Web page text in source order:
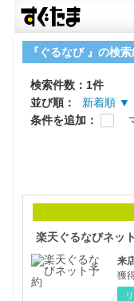
『ぐるなび 』の検
検索件数：1件
並び順：
新着順 ▼
条件を追加：
楽天ぐるなびネッ
来
獲